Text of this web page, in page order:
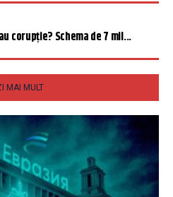
corupție? Schema de 7 mil...
MAI MULT